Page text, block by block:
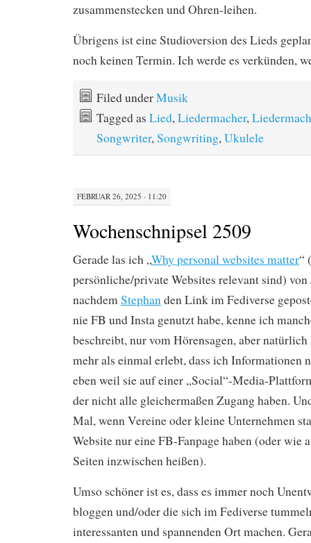
zusammenstecken und Ohren-leihen.
Übrigens ist eine Studioversion des Lieds
noch keinen Termin. Ich werde es verkünden,
Filed underMusik
Tagged as Lied,Liedermacher,
Songwriter,Songwriting,Ukulele
FEBRUAR 26, 2025 · 11:20
Wochenschnipsel 2509
Gerade las ich „Why personal websites matter“
persönliche/private Websites relevant sind) von
nachdemStephanden Link im Fediverse
nie FB und Insta genutzt habe, kenne ich
beschreibt, nur vom Hörensagen, aber natürlich
mehr als einmal erlebt, dass ich Informationen
eben weil sie auf einer „Social“-Media-
der nicht alle gleichermaßen Zugang haben.
Mal, wenn Vereine oder kleine Unternehmen
Website nur eine FB-Fanpage haben (oder wie
Seiten inzwischen heißen).
Umso schöner ist es, dass es immer noch
bloggen und/oder die sich im Fediverse
interessanten und spannenden Ort machen.